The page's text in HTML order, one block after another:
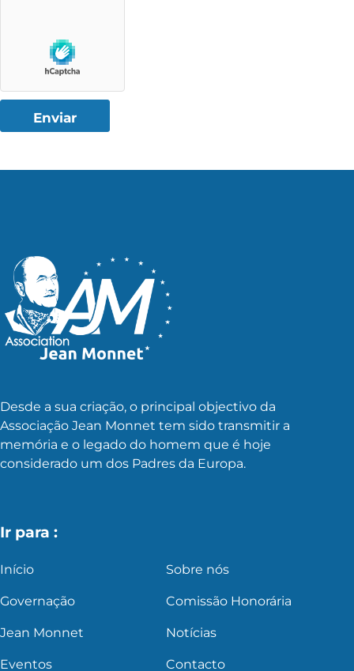
Enviar
Desde a sua criação, o principal objectivo da
Associação Jean Monnet tem sido transmitir a
memória e o legado do homem que é hoje
considerado um dos Padres da Europa.
Ir para :
Início Sobre nós
Governação Comissão Honorária
Jean Monnet Notícias
Eventos Contacto